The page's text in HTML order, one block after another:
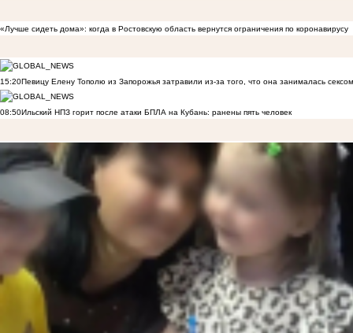
«Лучше сидеть дома»: когда в Ростовскую область вернутся ограничения по коронавирусу
15:20Певицу Елену Тополю из Запорожья затравили из-за того, что она занималась
08:50Ильский НПЗ горит после атаки БПЛА на Кубань: ранены пять человек